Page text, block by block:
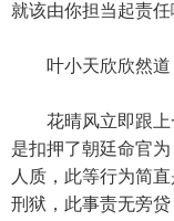
就该由你担当起责任
叶小天欣欣然道
花晴风立即跟上
是扣押了朝廷命官为
人质，此等行为简
刑狱，此事责无旁贷